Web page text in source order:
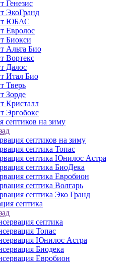
Генезис
ЭкоГранд
ЮБАС
Евролос
Биокси
Альта Био
Вортекс
Далос
Итал Био
Тверь
Зорде
Кристалл
Эргобокс
септиков на зиму
септиков на зиму
септика Топас
септика Юнилос Астра
септика БиоДека
септика Евробион
септика Волгарь
септика Эко Гранд
септика
септика
Топас
Юнилос Астра
Биодека
Евробион